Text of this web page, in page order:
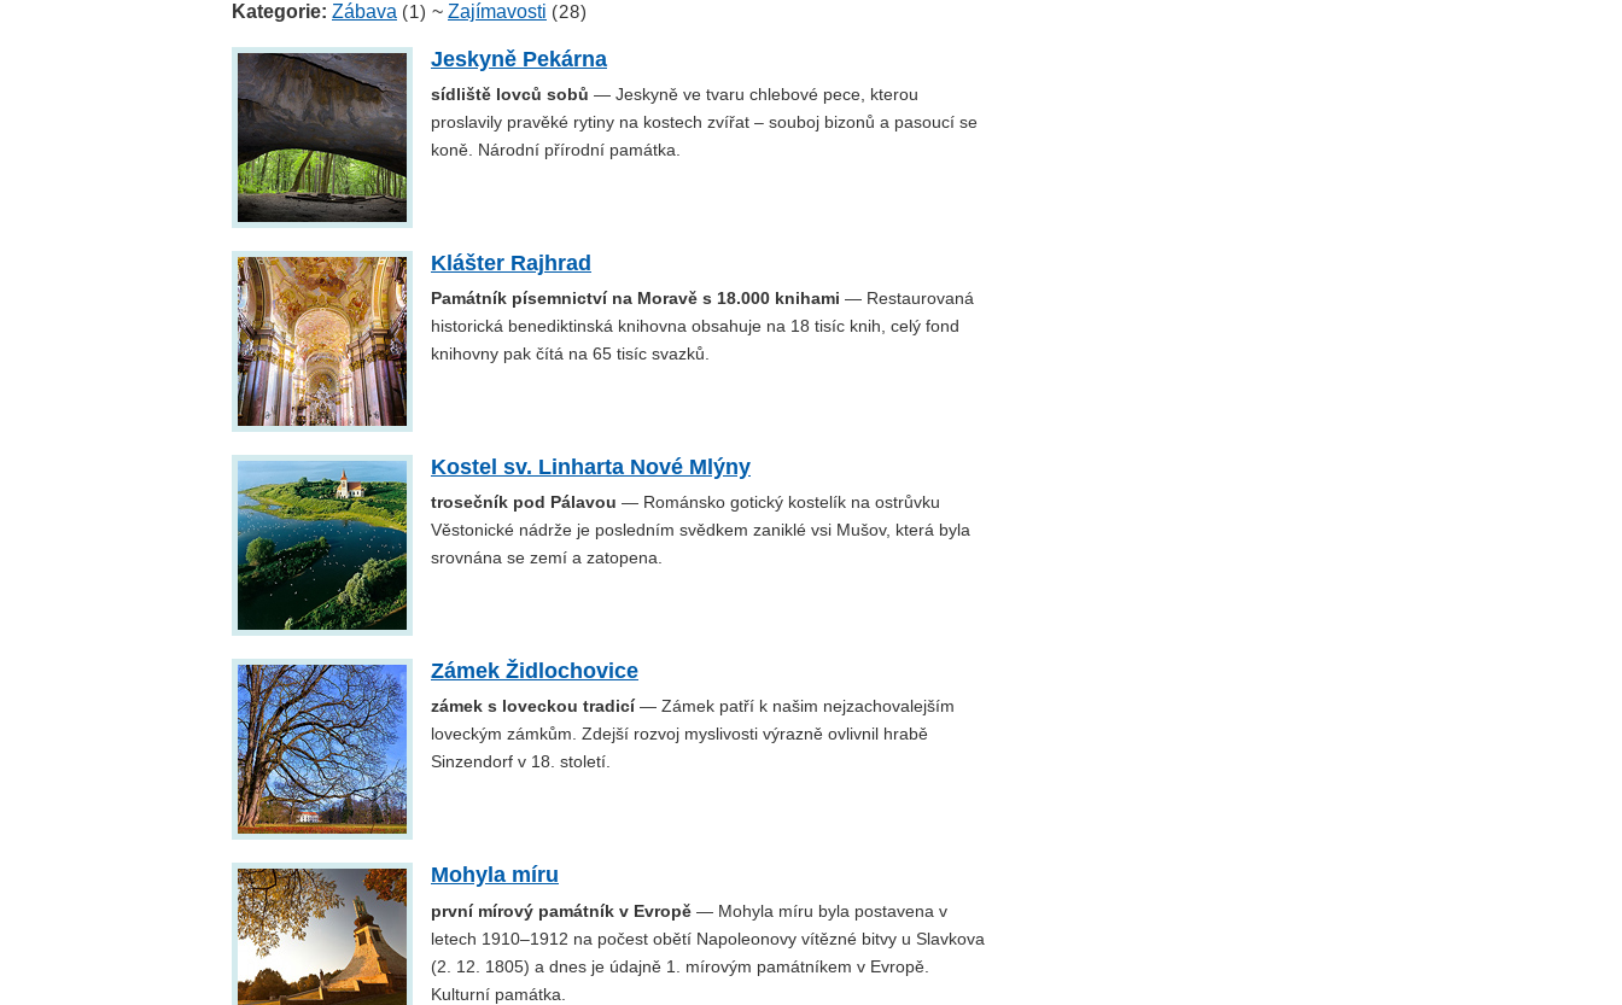
Kategorie: Zábava (1) ~ Zajímavosti (28)
Jeskyně Pekárna
sídliště lovců sobů — Jeskyně ve tvaru chlebové pece, kterou
proslavily pravěké rytiny na kostech zvířat – souboj bizonů a pasoucí se
koně. Národní přírodní památka.
Klášter Rajhrad
Památník písemnictví na Moravě s 18.000 knihami — Restaurovaná
historická benediktinská knihovna obsahuje na 18 tisíc knih, celý fond
knihovny pak čítá na 65 tisíc svazků.
Kostel sv. Linharta Nové Mlýny
trosečník pod Pálavou — Románsko gotický kostelík na ostrůvku
Věstonické nádrže je posledním svědkem zaniklé vsi Mušov, která byla
srovnána se zemí a zatopena.
Zámek Židlochovice
zámek s loveckou tradicí— Zámek patří k našim nejzachovalejším
loveckým zámkům. Zdejší rozvoj myslivosti výrazně ovlivnil hrabě
Sinzendorf v 18. století.
Mohyla míru
první mírový památník v Evropě — Mohyla míru byla postavena v
letech 1910–1912 na počest obětí Napoleonovy vítězné bitvy u Slavkova
(2. 12. 1805) a dnes je údajně 1. mírovým památníkem v Evropě.
Kulturní památka.